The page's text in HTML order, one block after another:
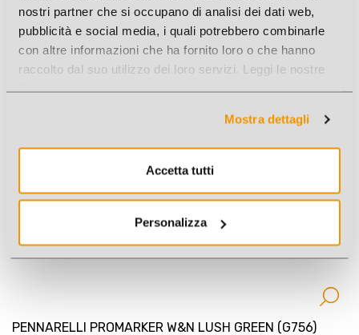
nostri partner che si occupano di analisi dei dati web,
pubblicità e social media, i quali potrebbero combinarle
con altre informazioni che ha fornito loro o che hanno
raccolto dal suo utilizzo dei loro servizi. Leggi le nostre
Privacy PolicyeCookie Policy.
Mostra dettagli
Accetta tutti
Personalizza
PENNARELLI PROMARKER W&N SOFT LIME (Y828)
Cod. Art.: 4575Y828
PENNARELLI PROMARKER W&N LUSH GREEN (G756)